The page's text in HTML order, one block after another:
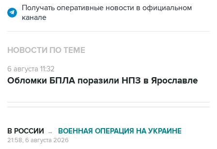
Получать оперативные новости в официальном
канале
НОВОСТИ ПО ТЕМЕ
6 августа 11:32
Обломки БПЛА поразили НПЗ в Ярославле
В РОССИИ → ВОЕННАЯ ОПЕРАЦИЯ НА УКРАИНЕ
21:58, 6 августа 2026